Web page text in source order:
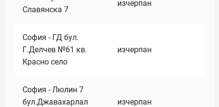
Славянска 7
изчерпан
София - ГД бул.
Г.Делчев №61 кв.
Красно село
изчерпан
София - Люлин 7
бул.Джавахарлал
изчерпан